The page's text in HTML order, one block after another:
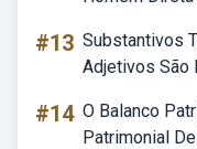
#13 Substantivos
Adjetivos São
#14 O Balanco
Patrimonial